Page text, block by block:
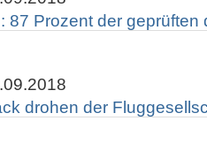
87 Prozent der
drohen der